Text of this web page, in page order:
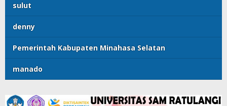
sulut
denny
Pemerintah Kabupaten Minahasa Selatan
manado